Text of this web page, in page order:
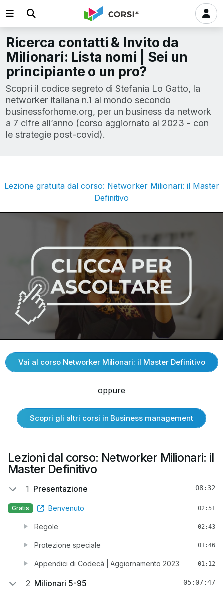
Ricerca contatti & Invito da
Milionari: Lista nomi | Sei un
principiante o un pro?
Scopri il codice segreto di Stefania Lo Gatto, la
networker italiana n.1 al mondo secondo
businessforhome.org, per un business da network
a 7 cifre all’anno (corso aggiornato al 2023 - con
le strategie post-covid).
Lezione gratuita dal corso: Networker Milionari: il Master
Definitivo
Vai al corso Networker Milionari: il Master Definitivo
oppure
Scopri gli altri corsi in Business management
Lezioni dal corso: Networker Milionari: il
Master Definitivo
1 Presentazione 08:32
Gratis Benvenuto 02:51
Regole 02:43
Protezione speciale 01:46
Appendici di Codecà | Aggiornamento 2023 01:12
2 Milionari 5-95 05:07:47